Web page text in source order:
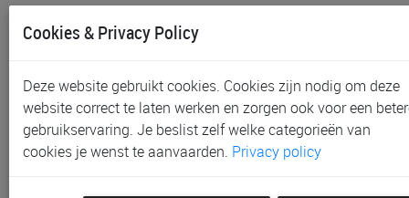
In voorraad
Gratis (en direct) af te halen in onze
Gratis verzending vanaf € 80 *
Productinformatie & specificaties
Voorraad bij Paradisio
Cookies & Privacy Policy
Deze website gebruikt cookies. Cookies zijn nodig om deze
website correct te laten werken en zorgen ook voor een
gebruikservaring. Je beslist zelf welke categorieën van
cookies je wenst te aanvaarden. Privacy policy